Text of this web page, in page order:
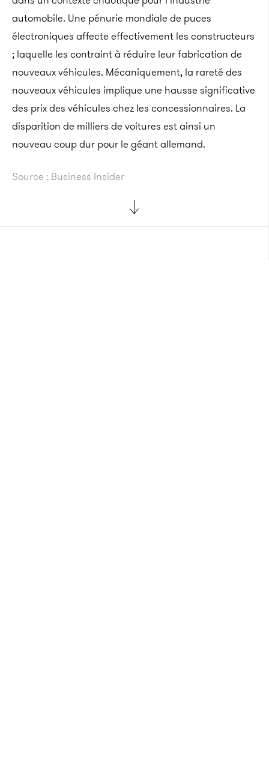
automobile. Une pénurie mondiale de puces
électroniques affecte effectivement les constructeurs
; laquelle les contraint à réduire leur fabrication de
nouveaux véhicules. Mécaniquement, la rareté des
nouveaux véhicules implique une hausse significative
des prix des véhicules chez les concessionnaires. La
disparition de milliers de voitures est ainsi un
nouveau coup dur pour le géant allemand.
Source : Business Insider